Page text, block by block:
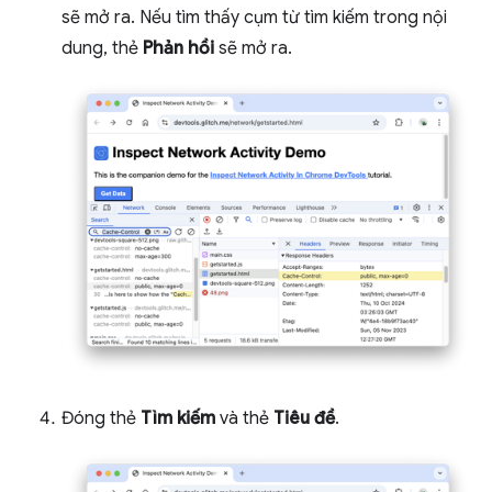
sẽ mở ra. Nếu tìm thấy cụm từ tìm kiếm trong nội
dung, thẻ Phản hồi sẽ mở ra.
Đóng thẻ Tìm kiếm và thẻ Tiêu đề.